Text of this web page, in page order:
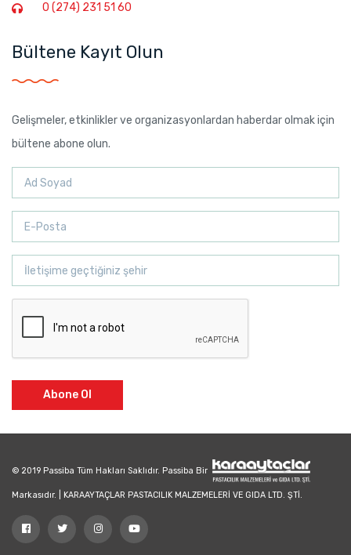
0 (274) 231 51 60
Bültene Kayıt Olun
Gelişmeler, etkinlikler ve organizasyonlardan haberdar olmak için
bültene abone olun.
Abone Ol
© 2019 Passiba Tüm Hakları Saklıdır. Passiba Bir
Markasıdır. | KARAAYTAÇLAR PASTACILIK MALZEMELERİ VE GIDA LTD. ŞTİ.